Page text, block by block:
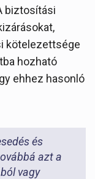
biztosítási
kötelezettsége
hozható
ehhez hasonló
és
azt a
vagy